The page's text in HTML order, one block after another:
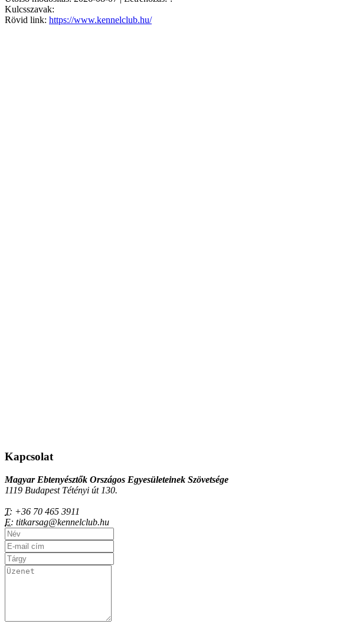
Kulcsszavak:
Rövid link: https://www.kennelclub.hu/
Kapcsolat
Magyar Ebtenyésztők Országos Egyesületeinek Szövetsége
1119 Budapest Tétényi út 130.
T: +36 70 465 3911
E: titkarsag@kennelclub.hu